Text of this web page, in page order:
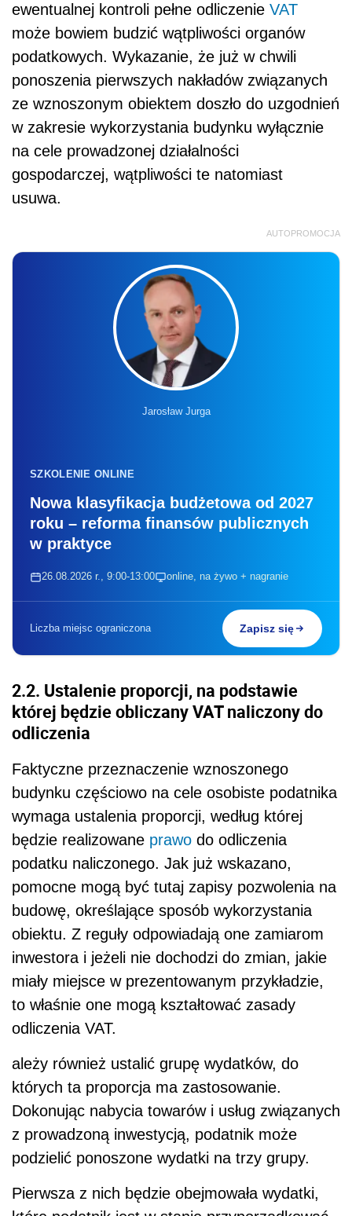
ewentualnej kontroli pełne odliczenie VAT
może bowiem budzić wątpliwości organów
podatkowych. Wykazanie, że już w chwili
ponoszenia pierwszych nakładów związanych
ze wznoszonym obiektem doszło do uzgodnień
w zakresie wykorzystania budynku wyłącznie
na cele prowadzonej działalności
gospodarczej, wątpliwości te natomiast
usuwa.
AUTOPROMOCJA
Jarosław Jurga
SZKOLENIE ONLINE
Nowa klasyfikacja budżetowa od 2027
roku – reforma finansów publicznych
w praktyce
26.08.2026 r., 9:00-13:00 online, na żywo + nagranie
Liczba miejsc ograniczona Zapisz się
2.2. Ustalenie proporcji, na podstawie
której będzie obliczany VAT naliczony do
odliczenia
Faktyczne przeznaczenie wznoszonego
budynku częściowo na cele osobiste podatnika
wymaga ustalenia proporcji, według której
będzie realizowane prawo do odliczenia
podatku naliczonego. Jak już wskazano,
pomocne mogą być tutaj zapisy pozwolenia na
budowę, określające sposób wykorzystania
obiektu. Z reguły odpowiadają one zamiarom
inwestora i jeżeli nie dochodzi do zmian, jakie
miały miejsce w prezentowanym przykładzie,
to właśnie one mogą kształtować zasady
odliczenia VAT.
ależy również ustalić grupę wydatków, do
których ta proporcja ma zastosowanie.
Dokonując nabycia towarów i usług związanych
z prowadzoną inwestycją, podatnik może
podzielić ponoszone wydatki na trzy grupy.
Pierwsza z nich będzie obejmowała wydatki,